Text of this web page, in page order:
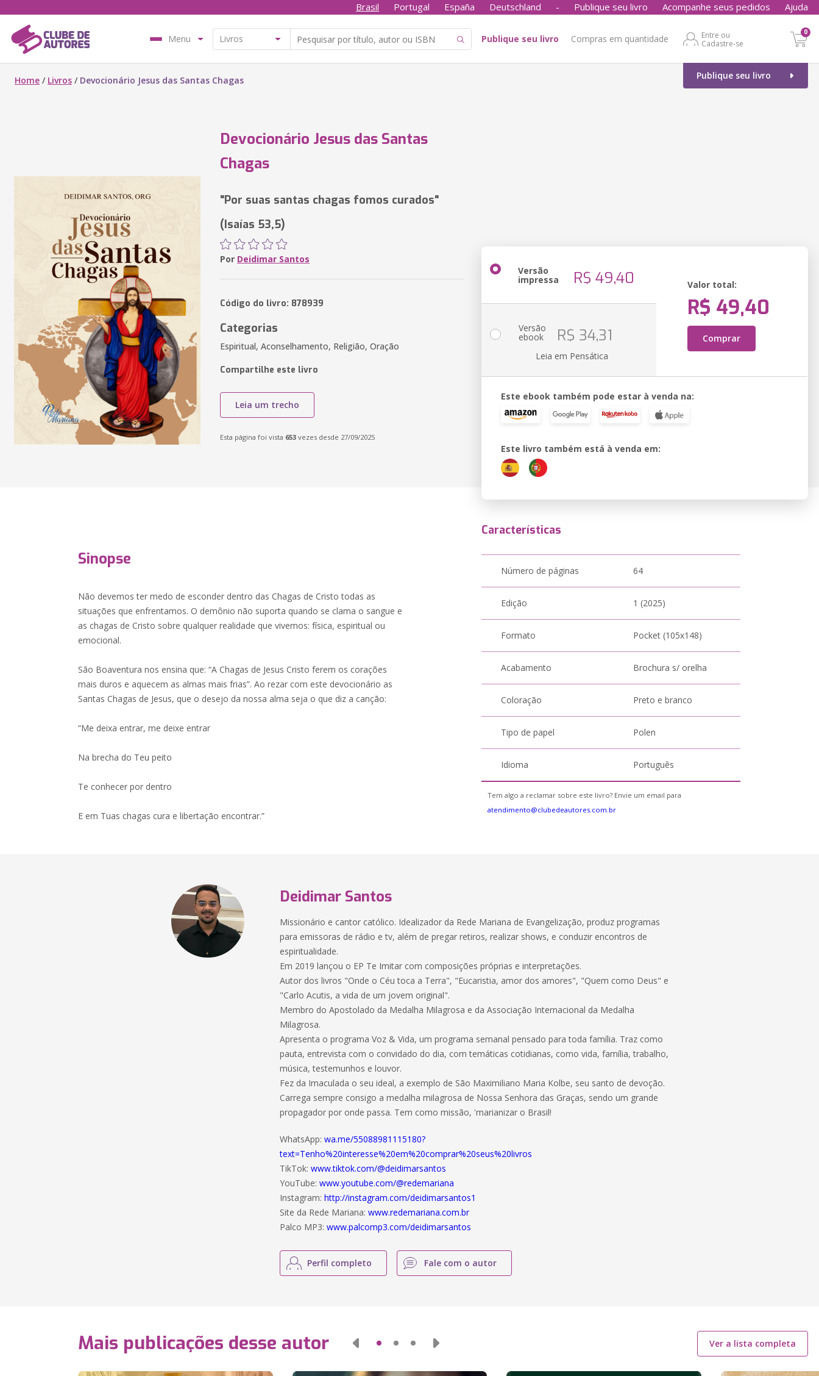
Brasil Portugal España Deutschland - Publique seu livro Acompanhe seus pedidos Ajuda
Menu Publique seu livro Compras em quantidade
Entre ou
Cadastre-se
0
Publique seu livro
Home / Livros / Devocionário Jesus das Santas Chagas
Devocionário Jesus das Santas
Chagas
"Por suas santas chagas fomos curados"
(Isaías 53,5)
Por Deidimar Santos
Código do livro: 878939
Categorias
Espiritual, Aconselhamento, Religião, Oração
Compartilhe este livro
Leia um trecho
Esta página foi vista 653 vezes desde 27/09/2025
Versão
impressa R$ 49,40 Valor total:
R$ 49,40
Comprar
Versão
ebook R$ 34,31
Leia em Pensática
Este ebook também pode estar à venda na:
Este livro também está à venda em:
Sinopse
Não devemos ter medo de esconder dentro das Chagas de Cristo todas as
situações que enfrentamos. O demônio não suporta quando se clama o sangue e
as chagas de Cristo sobre qualquer realidade que vivemos: física, espiritual ou
emocional.
São Boaventura nos ensina que: “A Chagas de Jesus Cristo ferem os corações
mais duros e aquecem as almas mais frias”. Ao rezar com este devocionário as
Santas Chagas de Jesus, que o desejo da nossa alma seja o que diz a canção:
“Me deixa entrar, me deixe entrar
Na brecha do Teu peito
Te conhecer por dentro
E em Tuas chagas cura e libertação encontrar.”
Características
Número de páginas 64
Edição 1 (2025)
Formato Pocket (105x148)
Acabamento Brochura s/ orelha
Coloração Preto e branco
Tipo de papel Polen
Idioma Português
Tem algo a reclamar sobre este livro? Envie um email para
atendimento@clubedeautores.com.br
Deidimar Santos
Missionário e cantor católico. Idealizador da Rede Mariana de Evangelização, produz programas
para emissoras de rádio e tv, além de pregar retiros, realizar shows, e conduzir encontros de
espiritualidade.
Em 2019 lançou o EP Te Imitar com composições próprias e interpretações.
Autor dos livros "Onde o Céu toca a Terra", "Eucaristia, amor dos amores", "Quem como Deus" e
"Carlo Acutis, a vida de um jovem original".
Membro do Apostolado da Medalha Milagrosa e da Associação Internacional da Medalha
Milagrosa.
Apresenta o programa Voz & Vida, um programa semanal pensado para toda família. Traz como
pauta, entrevista com o convidado do dia, com temáticas cotidianas, como vida, família, trabalho,
música, testemunhos e louvor.
Fez da Imaculada o seu ideal, a exemplo de São Maximiliano Maria Kolbe, seu santo de devoção.
Carrega sempre consigo a medalha milagrosa de Nossa Senhora das Graças, sendo um grande
propagador por onde passa. Tem como missão, 'marianizar o Brasil!
WhatsApp:wa.me/55088981115180?
text=Tenho%20interesse%20em%20comprar%20seus%20livros
TikTok:www.tiktok.com/@deidimarsantos
YouTube:www.youtube.com/@redemariana
Instagram:http://instagram.com/deidimarsantos1
Site da Rede Mariana:www.redemariana.com.br
Palco MP3:www.palcomp3.com/deidimarsantos
Perfil completo Fale com o autor
Mais publicações desse autor Ver a lista completa